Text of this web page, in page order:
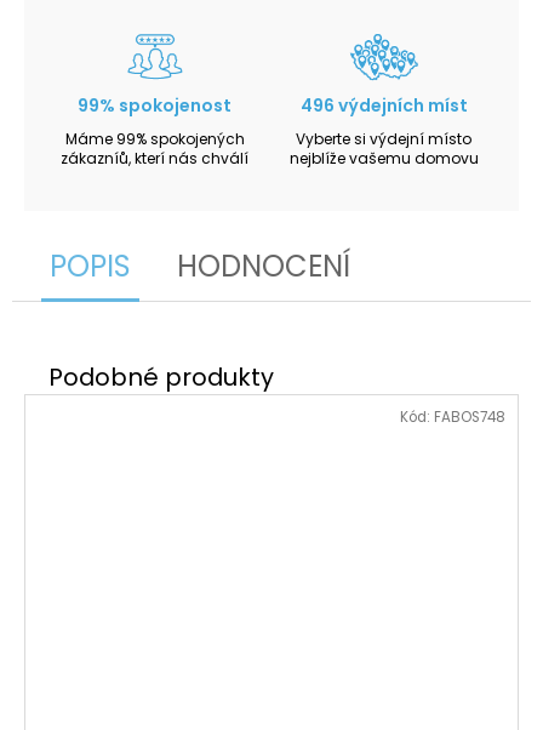
99% spokojenost
Máme 99% spokojených
zákazníů, kterí nás chválí
496 výdejních míst
Vyberte si výdejní místo
nejblíže vašemu domovu
POPIS HODNOCENÍ
Kód: FABOS748